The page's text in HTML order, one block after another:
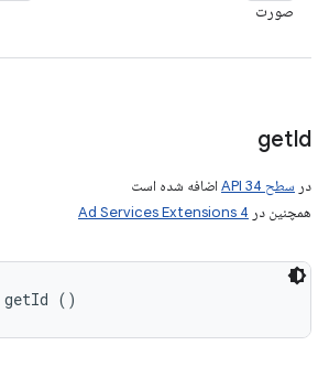
صورت
getId
در سطح API 34
اضافه شده است
همچنین در Ad Services Extensions 4
getId ()